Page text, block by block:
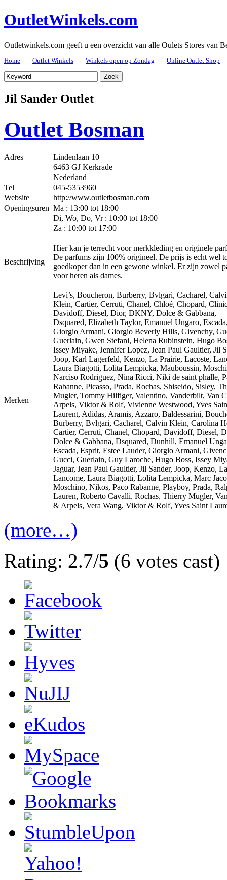
OutletWinkels.com
Outletwinkels.com geeft u een overzicht van alle Oulets Stores van
Home Outlet Winkels Winkels open op Zondag Online Outlet Shop
Jil Sander Outlet
Outlet Bosman
Adres
Lindenlaan 10
6463 GJ Kerkrade
Nederland
Tel
045-5353960
Website
http://www.outletbosman.com
Openingsuren Ma : 13:00 tot 18:00
Di, Wo, Do, Vr : 10:00 tot 18:00
Za : 10:00 tot 17:00
Beschrijving
Hier kan je terrecht voor merkkleding en originele
De parfums zijn 100% origineel. De prijs is echt wel
goedkoper dan in een gewone winkel. Er zijn zowel
voor heren als dames.
Merken
Levi’s, Boucheron, Burberry, Bvlgari, Cacharel,
Klein, Cartier, Cerruti, Chanel, Chloé, Chopard,
Davidoff, Diesel, Dior, DKNY, Dolce & Gabbana,
Dsquared, Elizabeth Taylor, Emanuel Ungaro,
Giorgio Armani, Giorgio Beverly Hills, Givenchy,
Guerlain, Gwen Stefani, Helena Rubinstein, Hugo
Issey Miyake, Jennifer Lopez, Jean Paul Gaultier, Jil
Joop, Karl Lagerfeld, Kenzo, La Prairie, Lacoste,
Laura Biagotti, Lolita Lempicka, Mauboussin,
Narciso Rodriguez, Nina Ricci, Niki de saint phalle,
Rabanne, Picasso, Prada, Rochas, Shiseido, Sisley,
Mugler, Tommy Hilfiger, Valentino, Vanderbilt, Van
Arpels, Viktor & Rolf, Vivienne Westwood, Yves
Laurent, Adidas, Aramis, Azzaro, Baldessarini,
Burberry, Bvlgari, Cacharel, Calvin Klein, Carolina
Cartier, Cerruti, Chanel, Chopard, Davidoff, Diesel,
Dolce & Gabbana, Dsquared, Dunhill, Emanuel
Escada, Esprit, Estee Lauder, Giorgio Armani,
Gucci, Guerlain, Guy Laroche, Hugo Boss, Issey
Jaguar, Jean Paul Gaultier, Jil Sander, Joop, Kenzo,
Lancome, Laura Biagotti, Lolita Lempicka, Marc
Moschino, Nikos, Paco Rabanne, Playboy, Prada,
Lauren, Roberto Cavalli, Rochas, Thierry Mugler,
& Arpels, Vera Wang, Viktor & Rolf, Yves Saint
(more…)
Rating: 2.7/5 (6 votes cast)